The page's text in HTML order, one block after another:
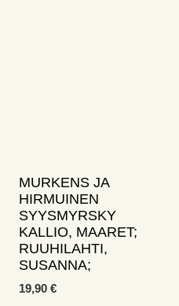
MURKENS JA
HIRMUINEN
SYYSMYRSKY
KALLIO, MAARET;
RUUHILAHTI,
SUSANNA;
19,90 €